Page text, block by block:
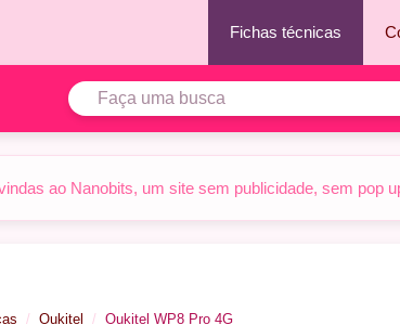
Fichas técnicas
ao Nanobits, um site sem publicidade, sem pop
Oukitel Oukitel WP8 Pro 4G